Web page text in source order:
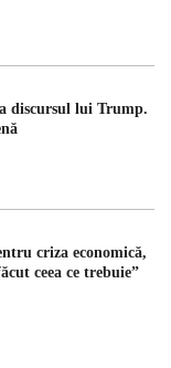
discursul lui Trump.
criza economică,
ceea ce trebuie”